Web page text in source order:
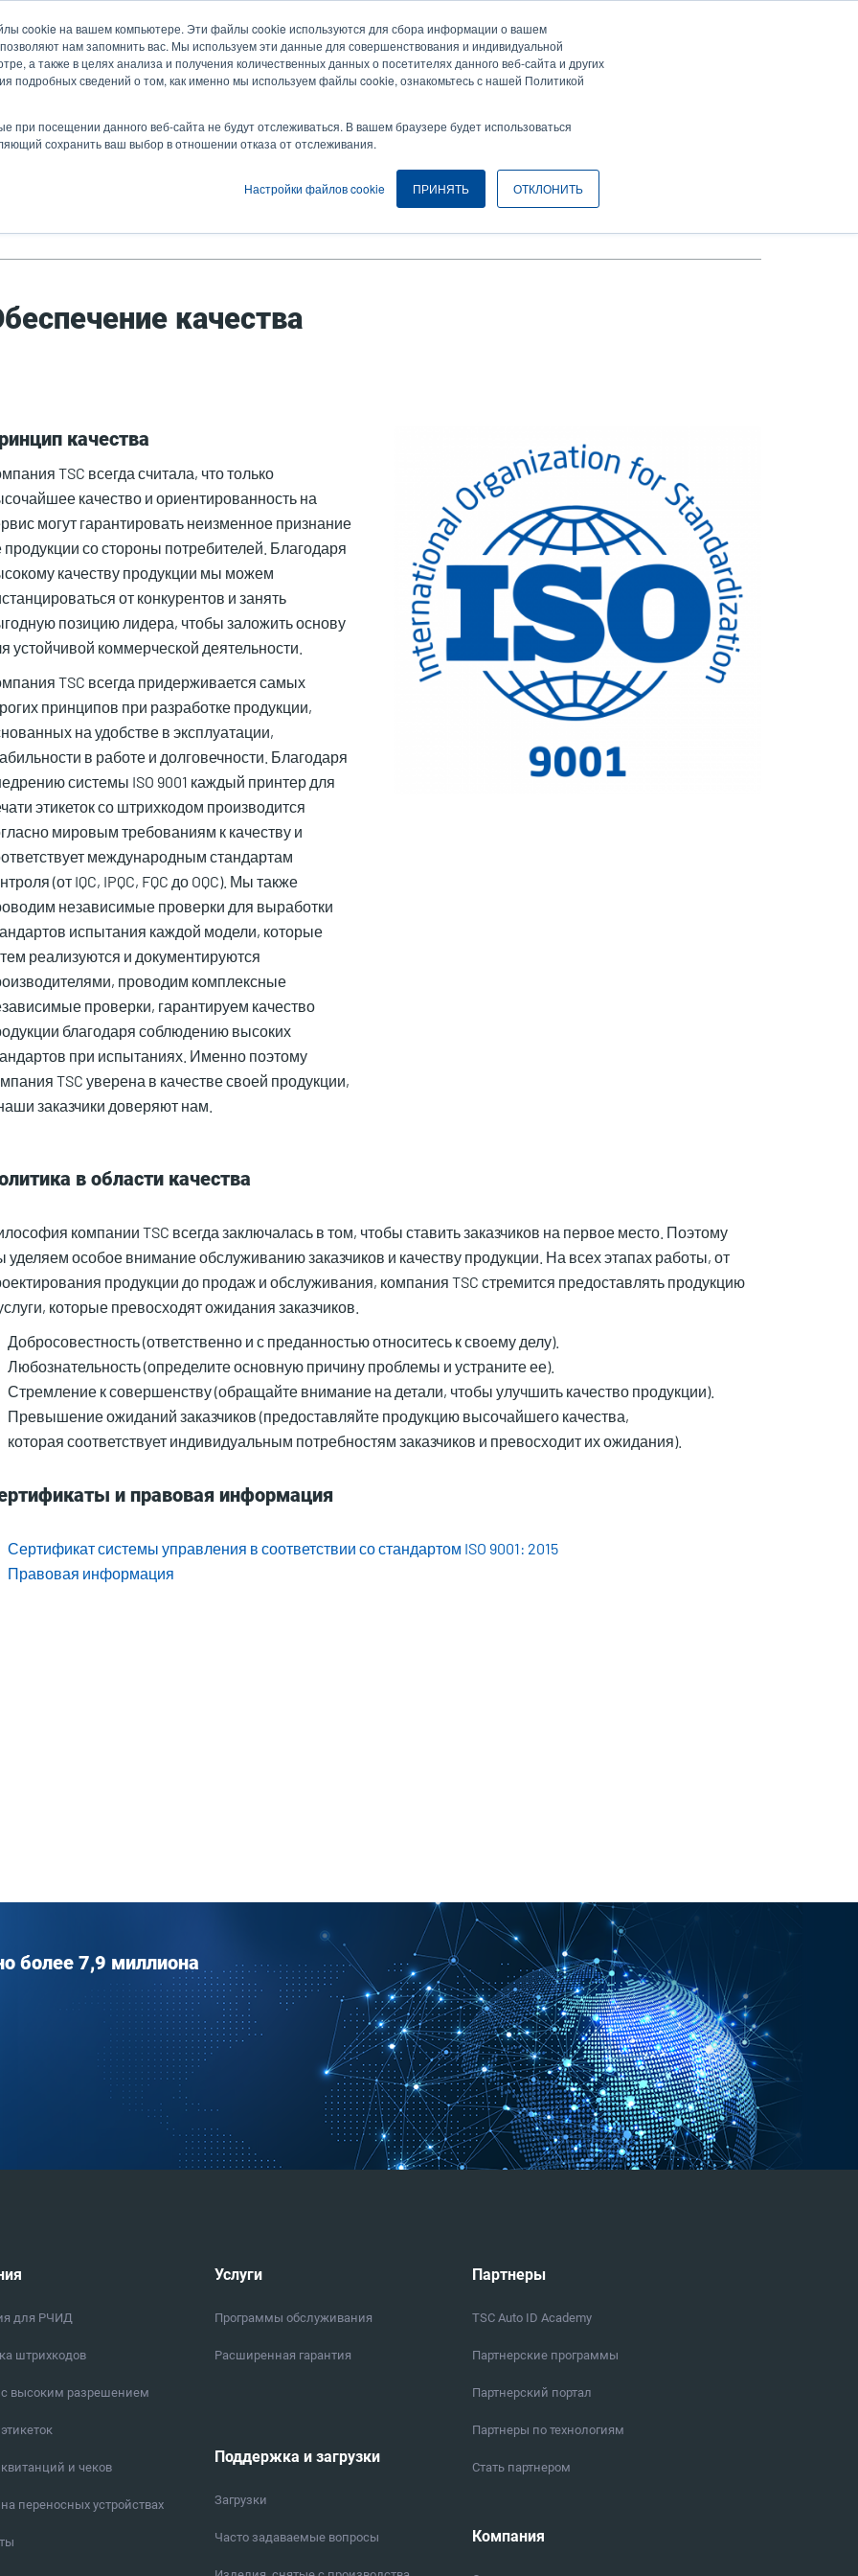
cookie на вашем компьютере. Эти файлы cookie используются для сбора информации о вашем
нам запомнить вас. Мы используем эти данные для совершенствования и индивидуальной
а также в целях анализа и получения количественных данных о посетителях данного веб-сайта и других
подробных сведений о том, как именно мы используем файлы cookie, ознакомьтесь с нашей Политикой
при посещении данного веб-сайта не будут отслеживаться. В вашем браузере будет использоваться
сохранить ваш выбор в отношении отказа от отслеживания.
Настройки файлов cookie ПРИНЯТЬ ОТКЛОНИТЬ
User
account
menu
Новости и события Компания
User
Anonymous
Войти / Зарегистрироваться
Header
Обеспечение качества
качества
качества
TSC всегда считала, что только
качество и ориентированность на
могут гарантировать неизменное признание
продукции со стороны потребителей. Благодаря
качеству продукции мы можем
от конкурентов и занять
позицию лидера, чтобы заложить основу
устойчивой коммерческой деятельности.
TSC всегда придерживается самых
принципов при разработке продукции,
на удобстве в эксплуатации,
в работе и долговечности. Благодаря
системы ISO 9001 каждый принтер для
этикеток со штрихкодом производится
мировым требованиям к качеству и
международным стандартам
(от IQC, IPQC, FQC до OQC). Мы также
независимые проверки для выработки
испытания каждой модели, которые
реализуются и документируются
проводим комплексные
проверки, гарантируем качество
благодаря соблюдению высоких
при испытаниях. Именно поэтому
TSC уверена в качестве своей продукции,
заказчики доверяют нам.
в области качества
компании TSC всегда заключалась в том, чтобы ставить заказчиков на первое место. Поэтому
уделяем особое внимание обслуживанию заказчиков и качеству продукции. На всех этапах работы, от
продукции до продаж и обслуживания, компания TSC стремится предоставлять продукцию
которые превосходят ожидания заказчиков.
Добросовестность (ответственно и с преданностью относитесь к своему делу).
Любознательность (определите основную причину проблемы и устраните ее).
Стремление к совершенству (обращайте внимание на детали, чтобы улучшить качество продукции).
Превышение ожиданий заказчиков (предоставляйте продукцию высочайшего качества,
которая соответствует индивидуальным потребностям заказчиков и превосходит их ожидания).
и правовая информация
Сертификат системы управления в соответствии со стандартом ISO 9001: 2015
Правовая информация
более 7,9 миллиона
для РЧИД
штрихкодов
с высоким разрешением
и чеков
переносных устройствах
Услуги
Программы обслуживания
Расширенная гарантия
Поддержка и загрузки
Загрузки
Часто задаваемые вопросы
Партнеры
TSC Auto ID Academy
Партнерские программы
Партнерский портал
Партнеры по технологиям
Стать партнером
Компания